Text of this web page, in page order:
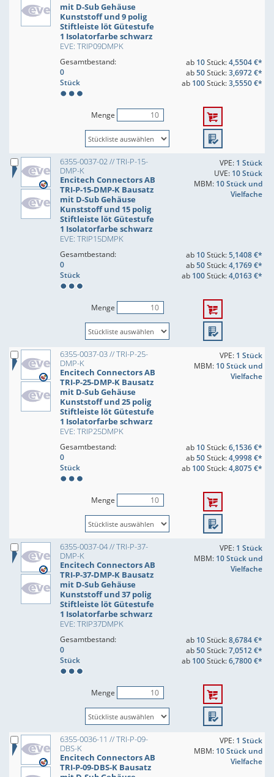
mit D-Sub Gehäuse
Kunststoff und 9 polig
Stiftleiste löt Gütestufe
1 Isolatorfarbe schwarz
EVE: TRIP09DMPK
Gesamtbestand:
0
Stück
ab 10Stück:4,5504 €*
ab50Stück:3,6972 €*
ab 100Stück:3,5550 €*
Menge
6355-0037-02 // TRI-P-15-
DMP-K
Encitech Connectors AB
TRI-P-15-DMP-K Bausatz
mit D-Sub Gehäuse
Kunststoff und 15 polig
Stiftleiste löt Gütestufe
1 Isolatorfarbe schwarz
EVE: TRIP15DMPK
VPE: 1 Stück
UVE: 10 Stück
MBM: 10 Stück und
Vielfache
Gesamtbestand:
0
Stück
ab 10Stück:5,1408 €*
ab50Stück:4,1769 €*
ab 100Stück:4,0163 €*
Menge
6355-0037-03 // TRI-P-25-
DMP-K
Encitech Connectors AB
TRI-P-25-DMP-K Bausatz
mit D-Sub Gehäuse
Kunststoff und 25 polig
Stiftleiste löt Gütestufe
1 Isolatorfarbe schwarz
EVE: TRIP25DMPK
VPE: 1 Stück
MBM: 10 Stück und
Vielfache
Gesamtbestand:
0
Stück
ab 10Stück:6,1536 €*
ab50Stück:4,9998 €*
ab 100Stück:4,8075 €*
Menge
6355-0037-04 // TRI-P-37-
DMP-K
Encitech Connectors AB
TRI-P-37-DMP-K Bausatz
mit D-Sub Gehäuse
Kunststoff und 37 polig
Stiftleiste löt Gütestufe
1 Isolatorfarbe schwarz
EVE: TRIP37DMPK
VPE: 1 Stück
MBM: 10 Stück und
Vielfache
Gesamtbestand:
0
Stück
ab 10Stück:8,6784 €*
ab50Stück:7,0512 €*
ab 100Stück:6,7800 €*
Menge
6355-0036-11 // TRI-P-09-
DBS-K
Encitech Connectors AB
TRI-P-09-DBS-K Bausatz
VPE: 1 Stück
MBM: 10 Stück und
Vielfache